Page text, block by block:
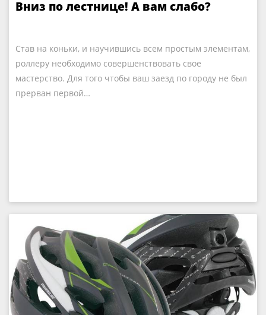
Вниз по лестнице! А вам слабо?
Став на коньки, и научившись всем простым элементам,
роллеру необходимо совершенствовать свое
мастерство. Для того чтобы ваш заезд по городу не был
прерван первой…